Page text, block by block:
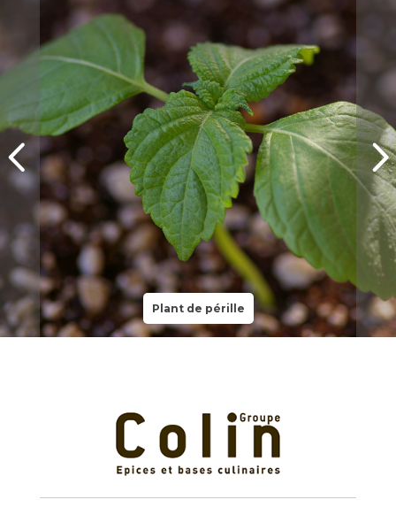
Plant de pérille